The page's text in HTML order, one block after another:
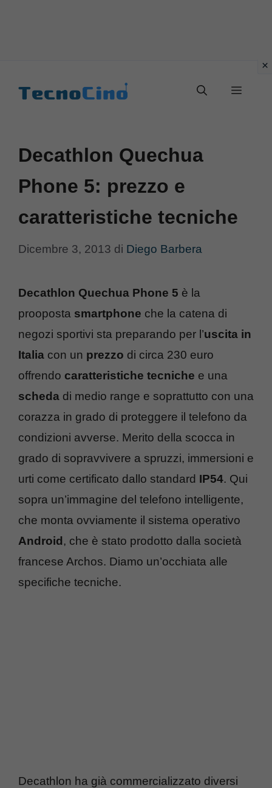
Menu
Decathlon Quechua
Phone 5: prezzo e
caratteristiche tecniche
Dicembre 3, 2013 di Diego Barbera
Decathlon Quechua Phone 5 è la
prooposta smartphone che la catena di
negozi sportivi sta preparando per l’uscita in
Italia con un prezzo di circa 230 euro
offrendo caratteristiche tecniche e una
scheda di medio range e soprattutto con una
corazza in grado di proteggere il telefono da
condizioni avverse. Merito della scocca in
grado di sopravvivere a spruzzi, immersioni e
urti come certificato dallo standard IP54. Qui
sopra un’immagine del telefono intelligente,
che monta ovviamente il sistema operativo
Android, che è stato prodotto dalla società
francese Archos. Diamo un’occhiata alle
specifiche tecniche.
Decathlon ha già commercializzato diversi